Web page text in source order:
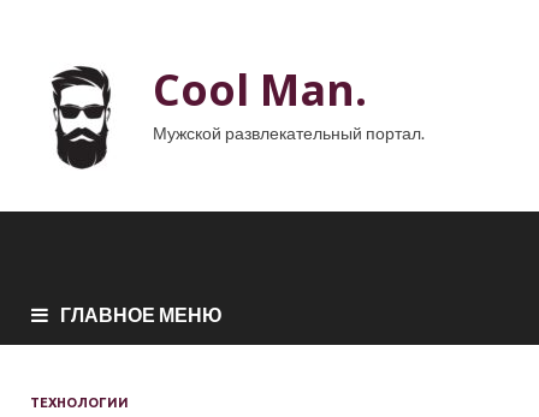
Cool Man.
Мужской развлекательный портал.
ГЛАВНОЕ МЕНЮ
ТЕХНОЛОГИИ